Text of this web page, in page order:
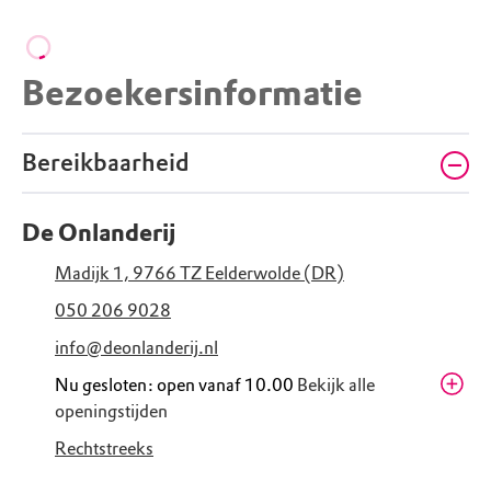
Bezoekersinformatie
Bereikbaarheid
De Onlanderij
Madijk 1, 9766 TZ Eelderwolde (DR)
050 206 9028
info@deonlanderij.nl
Nu gesloten: open vanaf 10.00 Bekijk alle
openingstijden
Zaterdag
Rechtstreeks